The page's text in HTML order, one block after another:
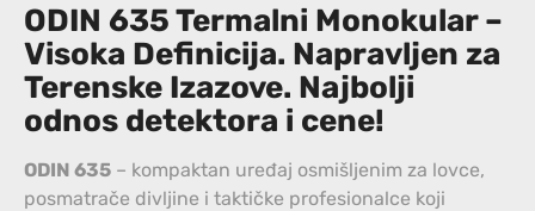
ODIN 635 Termalni Monokular –
Visoka Definicija. Napravljen za
Terenske Izazove. Najbolji
odnos detektora i cene!
ODIN 635 – kompaktan uređaj osmišljenim za lovce,
posmatrače divljine i taktičke profesionalce koji